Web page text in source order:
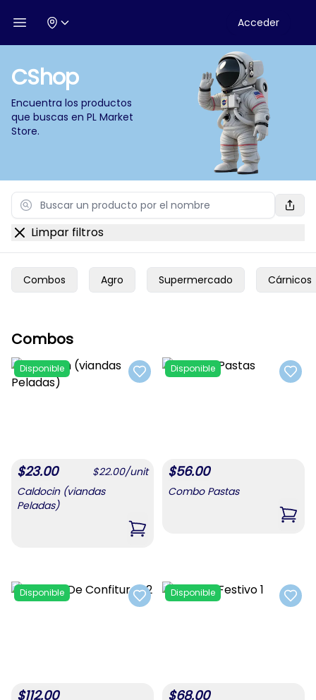
Open menu Acceder
CShop
Encuentra los productos
que buscas en PL Market
Store.
Search
Limpar filtros
Combos Agro Supermercado Cárnicos
Combos
Add to favorites
Disponible
$23.00 $22.00/unit
Caldocin (viandas
Peladas)
,Caldocin (viandas Peladas)
Add
Disponible
$56.00
Combo Pastas
,
Add to favorites
Disponible
$112.00
Add
Disponible
$68.00